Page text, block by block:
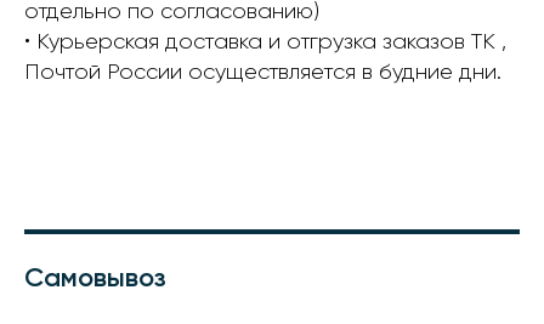
отдельно по согласованию)
• Курьерская доставка и отгрузка заказов ТК ,
Почтой России осуществляется в будние дни.
Самовывоз